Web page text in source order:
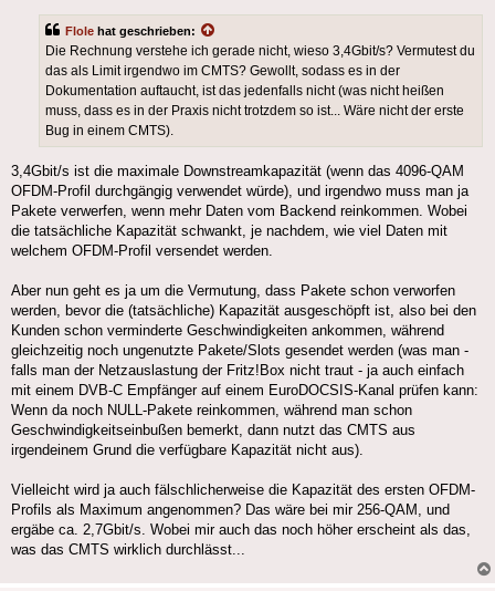
Flole hat geschrieben:
Die Rechnung verstehe ich gerade nicht, wieso 3,4Gbit/s? Vermutest du
das als Limit irgendwo im CMTS? Gewollt, sodass es in der
Dokumentation auftaucht, ist das jedenfalls nicht (was nicht heißen
muss, dass es in der Praxis nicht trotzdem so ist... Wäre nicht der erste
Bug in einem CMTS).
3,4Gbit/s ist die maximale Downstreamkapazität (wenn das 4096-QAM
OFDM-Profil durchgängig verwendet würde), und irgendwo muss man ja
Pakete verwerfen, wenn mehr Daten vom Backend reinkommen. Wobei
die tatsächliche Kapazität schwankt, je nachdem, wie viel Daten mit
welchem OFDM-Profil versendet werden.
Aber nun geht es ja um die Vermutung, dass Pakete schon verworfen
werden, bevor die (tatsächliche) Kapazität ausgeschöpft ist, also bei den
Kunden schon verminderte Geschwindigkeiten ankommen, während
gleichzeitig noch ungenutzte Pakete/Slots gesendet werden (was man -
falls man der Netzauslastung der Fritz!Box nicht traut - ja auch einfach
mit einem DVB-C Empfänger auf einem EuroDOCSIS-Kanal prüfen kann:
Wenn da noch NULL-Pakete reinkommen, während man schon
Geschwindigkeitseinbußen bemerkt, dann nutzt das CMTS aus
irgendeinem Grund die verfügbare Kapazität nicht aus).
Vielleicht wird ja auch fälschlicherweise die Kapazität des ersten OFDM-
Profils als Maximum angenommen? Das wäre bei mir 256-QAM, und
ergäbe ca. 2,7Gbit/s. Wobei mir auch das noch höher erscheint als das,
was das CMTS wirklich durchlässt...